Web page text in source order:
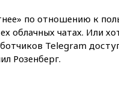
по отношению к
облачных чатах. Или
Telegram
Розенберг.